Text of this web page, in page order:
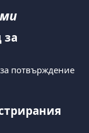
за
потвърждение